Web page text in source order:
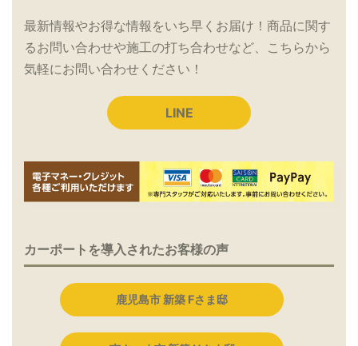
最新情報やお得な情報をいち早くお届け！商品に関す
るお問い合わせや施工の打ち合わせなど、こちらから
気軽にお問い合わせください！
LINE
カーポートを導入されたお客様の声
鹿児島市 新築 Fさま邸